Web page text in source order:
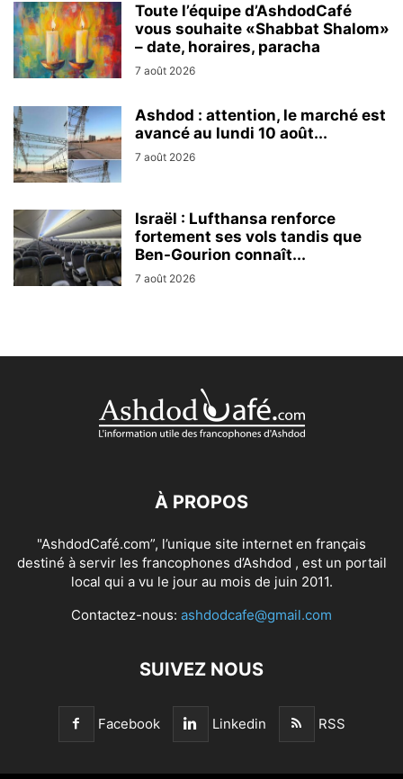
Toute l’équipe d’AshdodCafé
vous souhaite «Shabbat Shalom»
– date, horaires, paracha
7 août 2026
Ashdod : attention, le marché est
avancé au lundi 10 août...
7 août 2026
Israël : Lufthansa renforce
fortement ses vols tandis que
Ben-Gourion connaît...
7 août 2026
À PROPOS
"AshdodCafé.com”, l’unique site internet en français
destiné à servir les francophones d’Ashdod , est un portail
local qui a vu le jour au mois de juin 2011.
Contactez-nous: ashdodcafe@gmail.com
SUIVEZ NOUS
Facebook Linkedin RSS